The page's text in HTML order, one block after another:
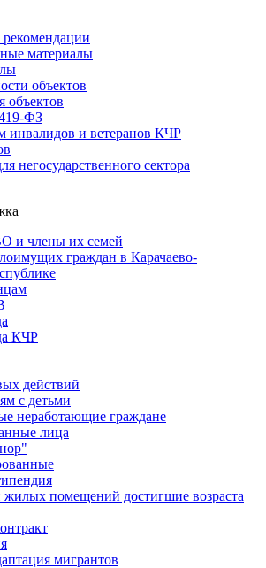
материалы
объектов
объектов
ФЗ
инвалидов и ветеранов КЧР
негосударственного сектора
и члены их семей
граждан в Карачаево-
КЧР
действий
с детьми
неработающие граждане
лица
помещений достигшие возраста
мигрантов